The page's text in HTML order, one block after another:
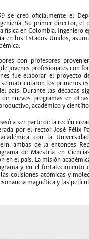
se creó oficialmente el
Su primer director, el
física en Colombia. Ingeniero
en los Estados Unidos,
con profesores
jóvenes profesionales con
fue elaborar el proyecto
matricularon los primeros
país. Durante las décadas
nuevos programas en
académico y
a ser parte de la recién
por el rector José Félix
académica con la
ambas de la entonces
de Maestría en
en el país. La misión
y en el fortalecimiento
colisiones atómicas y
magnética y las